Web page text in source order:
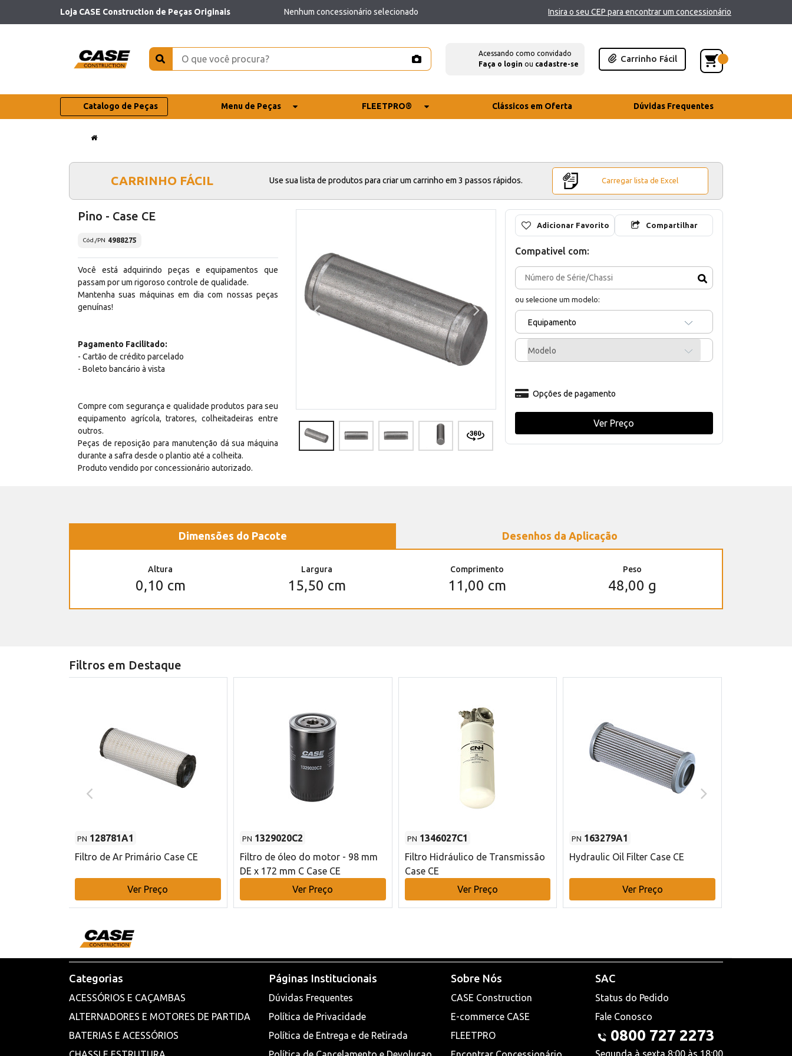
Loja CASE Construction de Peças Originais Nenhum concessionário selecionado Insira o seu CEP para encontrar um concessionário
Acessando como convidado
Faça o login ou cadastre-se
Carrinho Fácil
Catalogo de Peças Menu de Peças FLEETPRO® Clássicos em Oferta Dúvidas Frequentes
CARRINHO FÁCIL Use sua lista de produtos para criar um carrinho em 3 passos rápidos. Carregar lista de Excel
Pino - Case CE
Cód./PN 4988275
Você está adquirindo peças e equipamentos que
passam por um rigoroso controle de qualidade.
Mantenha suas máquinas em dia com nossas peças
genuínas!
Pagamento Facilitado:
- Cartão de crédito parcelado
- Boleto bancário à vista
Compre com segurança e qualidade produtos para seu
equipamento agrícola, tratores, colheitadeiras entre
outros.
Peças de reposição para manutenção dá sua máquina
durante a safra desde o plantio até a colheita.
Produto vendido por concessionário autorizado.
Adicionar Favorito Compartilhar
Compativel com:
ou selecione um modelo:
Equipamento
Modelo
Opções de pagamento
Ver Preço
Dimensões do Pacote Desenhos da Aplicação
Altura
0,10 cm
Largura
15,50 cm
Comprimento
11,00 cm
Peso
48,00 g
Filtros em Destaque
PN 128781A1
Filtro de Ar Primário Case CE
Ver Preço
PN 1329020C2
Filtro de óleo do motor - 98 mm
DE x 172 mm C Case CE
Ver Preço
PN 1346027C1
Filtro Hidráulico de Transmissão
Case CE
Ver Preço
PN 163279A1
Hydraulic Oil Filter Case CE
Ver Preço
Categorias
ACESSÓRIOS E CAÇAMBAS
ALTERNADORES E MOTORES DE PARTIDA
BATERIAS E ACESSÓRIOS
Páginas Institucionais
Dúvidas Frequentes
Política de Privacidade
Política de Entrega e de Retirada
Sobre Nós
CASE Construction
E-commerce CASE
FLEETPRO
SAC
Status do Pedido
Fale Conosco
0800 727 2273
Segunda à sexta 8:00 às 18:00